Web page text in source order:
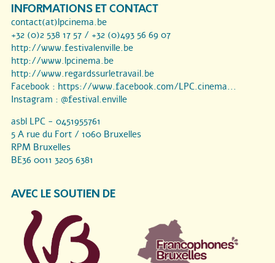
INFORMATIONS ET CONTACT
contact(at)lpcinema.be
+32 (0)2 538 17 57 / +32 (0)493 56 69 07
http://www.festivalenville.be
http://www.lpcinema.be
http://www.regardssurletravail.be
Facebook : https://www.facebook.com/LPC.cinema...
Instagram : @festival.enville
asbl LPC - 0451955761
5 A rue du Fort / 1060 Bruxelles
RPM Bruxelles
BE36 0011 3205 6381
AVEC LE SOUTIEN DE